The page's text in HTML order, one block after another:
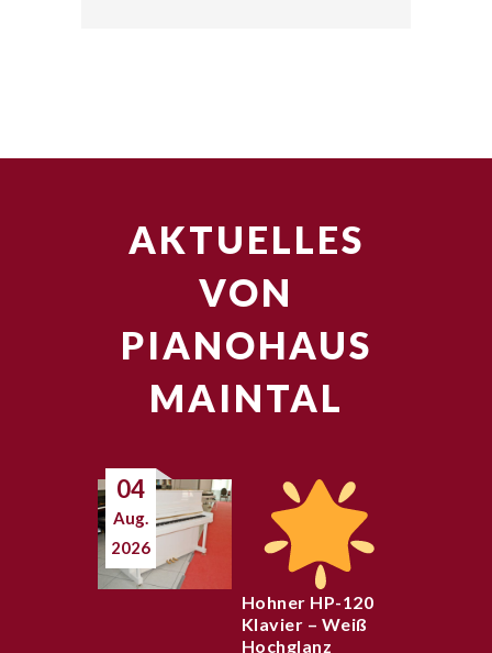
AKTUELLES
VON
PIANOHAUS
MAINTAL
04
Aug.
2026
Hohner HP-120
Klavier – Weiß
Hochglanz